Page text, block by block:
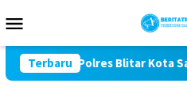
ke
Mobile
Terbaru
81, Polres Blitar Kota Salurkan